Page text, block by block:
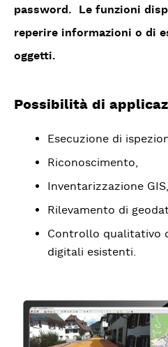
password. Le funzioni
reperire informazioni o di
oggetti.
Possibilità di
Esecuzione di
Riconoscimento,
Inventarizzazione GIS,
Rilevamento di
Controllo qualitativo
digitali esistenti.